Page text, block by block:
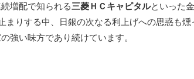
増配で知られる三菱ＨＣキャピタルといった
りする中、日銀の次なる利上げへの思惑も燻
強い味方であり続けています。